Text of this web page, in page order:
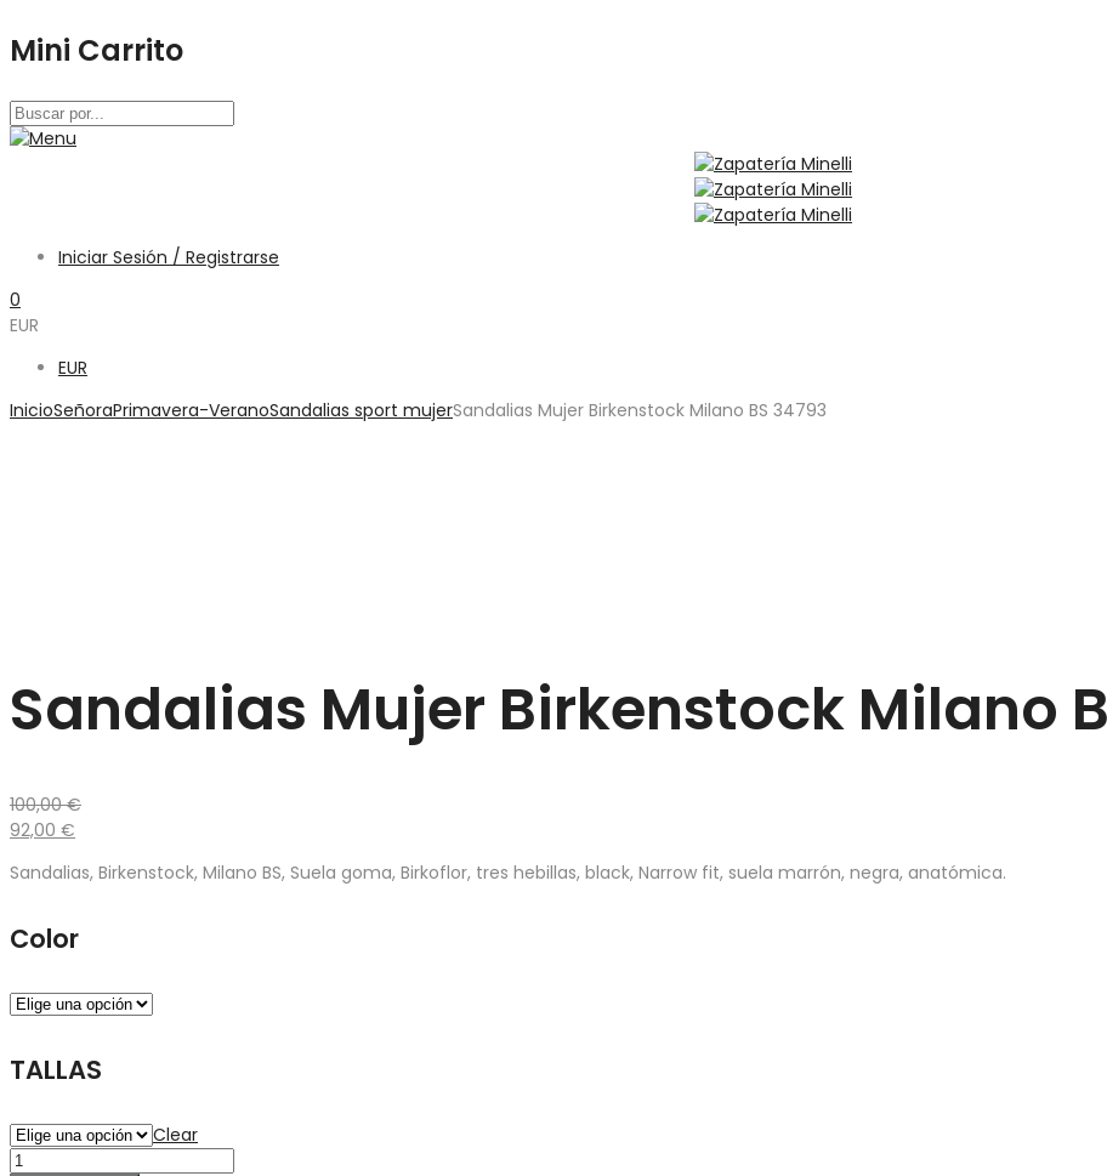
Mini Carrito
Iniciar Sesión / Registrarse
0
EUR
EUR
InicioSeñoraPrimavera-VeranoSandalias sport mujerSandalias Mujer Birkenstock Milano BS 34793
Sandalias Mujer Birkenstock Milano
100,00€
92,00 €
Sandalias, Birkenstock, Milano BS, Suela goma, Birkoflor, tres hebillas, black, Narrow fit, suela marrón, negra, anatómica.
Color
TALLAS
Clear